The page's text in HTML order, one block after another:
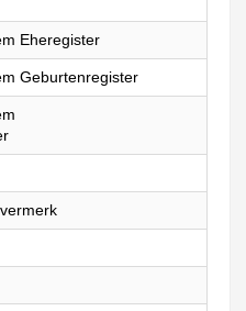
Eheregister
Geburtenregister